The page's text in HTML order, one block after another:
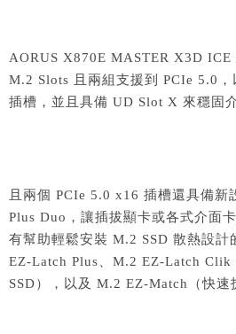
AORUS X870E MASTER X3D
M.2 Slots 且兩組支援到 PCIe 5.0
插槽，並且具備 UD Slot X 來穩固
且兩個 PCIe 5.0 x16 插槽還具備新
Plus Duo，讓插拔顯卡或各式介面
有幫助輕鬆安裝 M.2 SSD 散熱設計
EZ-Latch Plus、M.2 EZ-Latch Clik
SSD），以及 M.2 EZ-Match（快速